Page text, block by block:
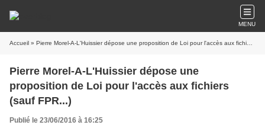
MENU
Accueil » Pierre Morel-A-L'Huissier dépose une proposition de Loi pour l'accès aux fichiers (sauf FPR...)
Pierre Morel-A-L'Huissier dépose une
proposition de Loi pour l'accès aux fichiers
(sauf FPR...)
Publié le 23/06/2016 à 16:25